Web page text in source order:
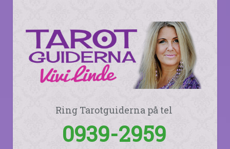
Ring Tarotguiderna på tel
0939-2959